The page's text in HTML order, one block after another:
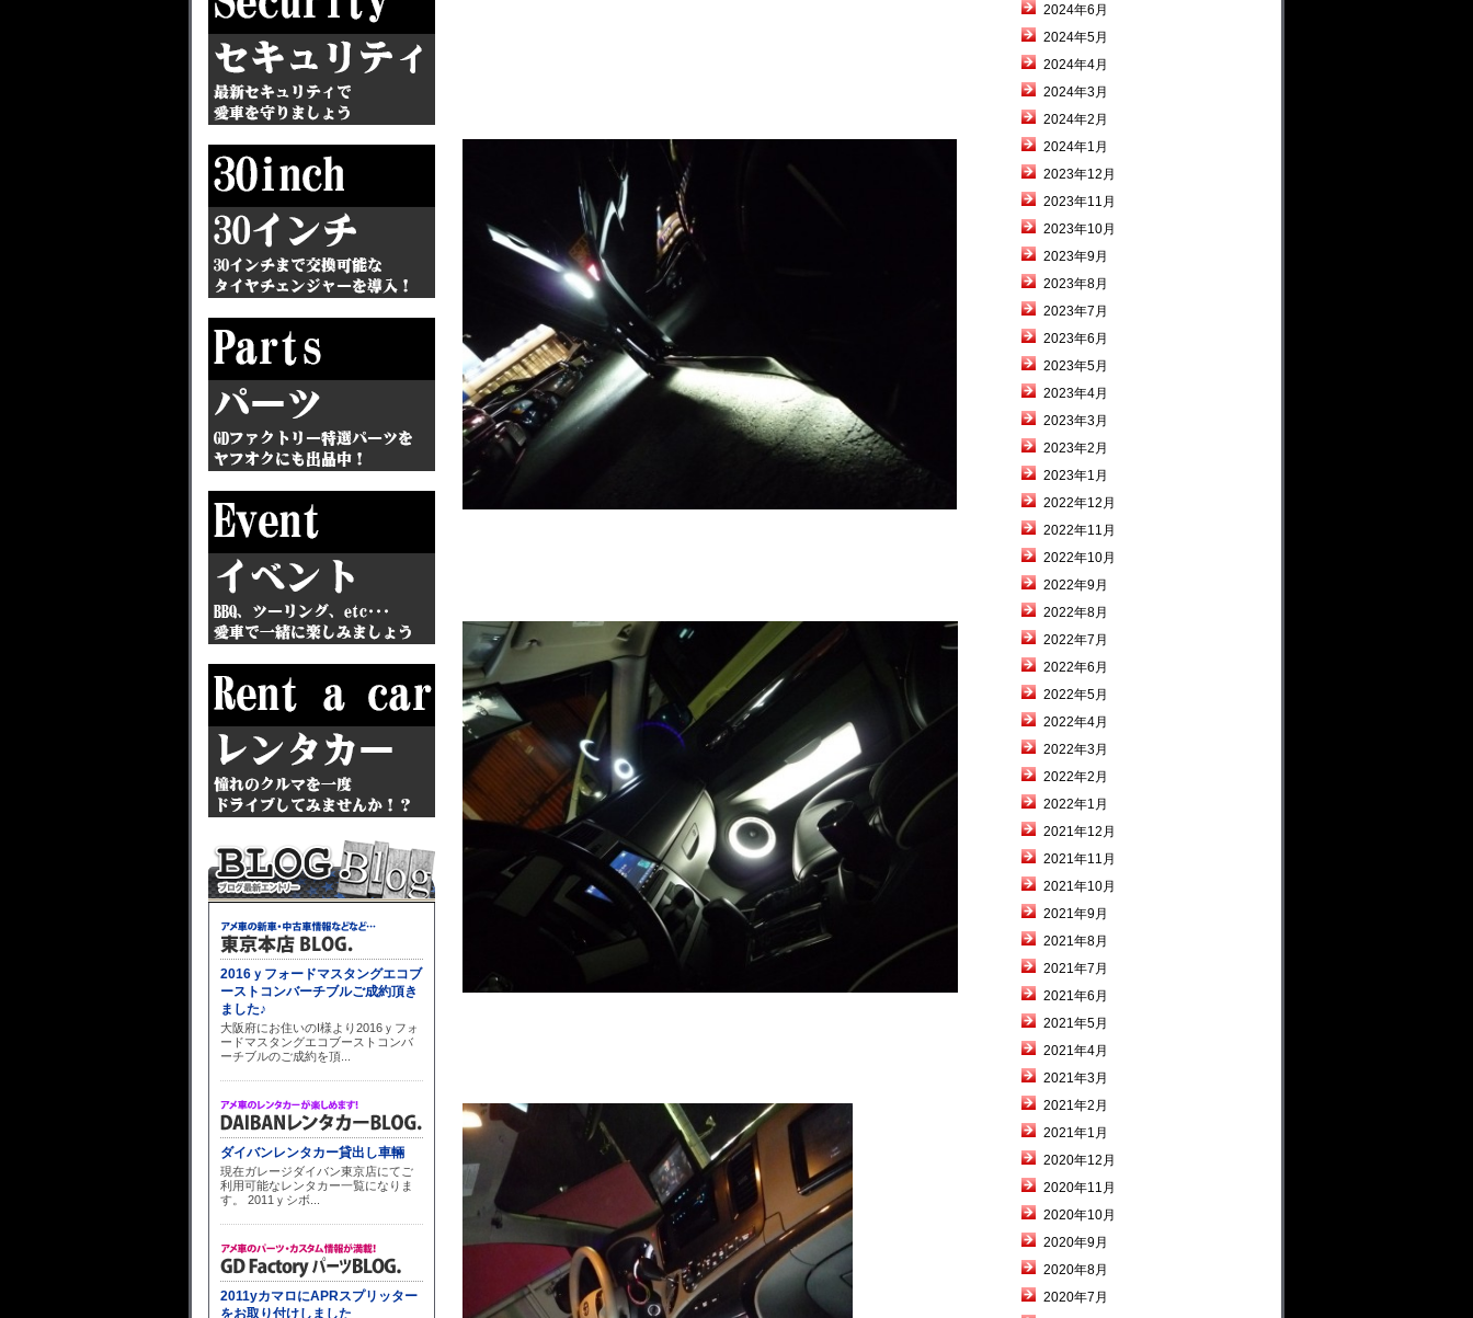
2024年6月
2024年5月
2024年4月
2024年3月
2024年2月
2024年1月
2023年12月
2023年11月
2023年10月
2023年9月
2023年8月
2023年7月
2023年6月
2023年5月
2023年4月
2023年3月
2023年2月
2023年1月
2022年12月
2022年11月
2022年10月
2022年9月
2022年8月
2022年7月
2022年6月
2022年5月
2022年4月
2022年3月
2022年2月
2022年1月
2021年12月
2021年11月
2021年10月
2021年9月
2021年8月
2021年7月
2021年6月
2021年5月
2021年4月
2021年3月
2021年2月
2021年1月
2020年12月
2020年11月
2020年10月
2020年9月
2020年8月
2020年7月